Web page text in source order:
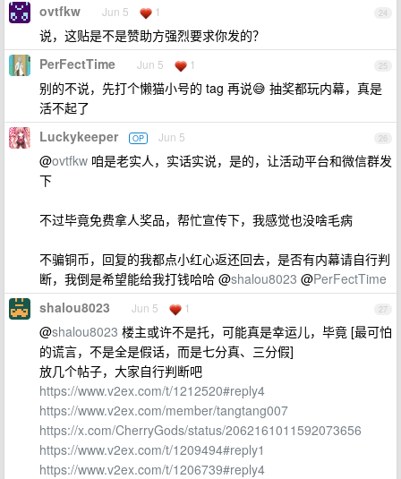
24
ovtfkw Jun 5 1
说，这贴是不是赞助方强烈要求你发的？
25
PerFectTime Jun 5 1
别的不说，先打个懒猫小号的 tag 再说😅 抽奖都玩内幕，真是
活不起了
26
Luckykeeper OP Jun 5
@ovtfkw 咱是老实人，实话实说，是的，让活动平台和微信群发
下
不过毕竟免费拿人奖品，帮忙宣传下，我感觉也没啥毛病
不骗铜币，回复的我都点小红心返还回去，是否有内幕请自行判
断，我倒是希望能给我打钱哈哈 @shalou8023 @PerFectTime
27
shalou8023 Jun 5 1
@shalou8023 楼主或许不是托，可能真是幸运儿，毕竟 [最可怕
的谎言，不是全是假话，而是七分真、三分假]
放几个帖子，大家自行判断吧
https://www.v2ex.com/t/1212520#reply4
https://www.v2ex.com/member/tangtang007
https://x.com/CherryGods/status/2062161011592073656
https://www.v2ex.com/t/1209494#reply1
https://www.v2ex.com/t/1206739#reply4